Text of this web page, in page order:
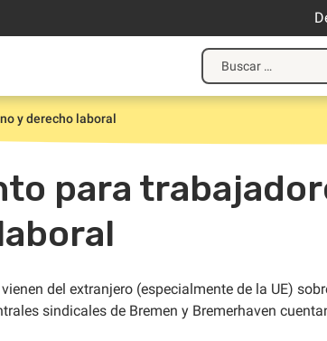
Buscar:
y derecho laboral
para
del extranjero (especialmente de la UE)
sindicales de Bremen y Bremerhaven